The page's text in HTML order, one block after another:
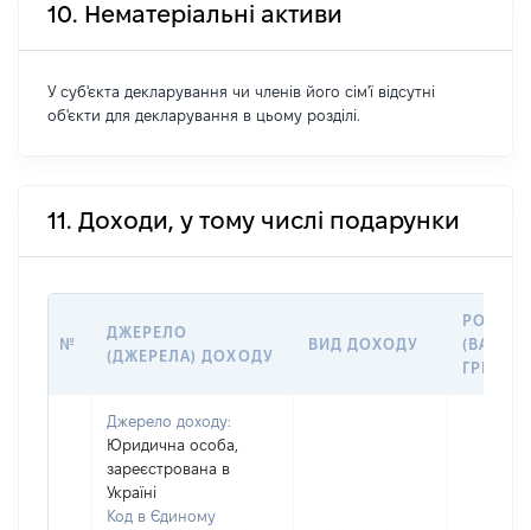
10. Нематеріальні активи
У суб'єкта декларування чи членів його сім'ї відсутні
об'єкти для декларування в цьому розділі.
11. Доходи, у тому числі подарунки
№
ДЖЕРЕЛО
(ДЖЕРЕЛА) ДОХОДУ
ВИД ДОХОДУ
РОЗМІР
ГРН
Джерело доходу:
Юридична особа,
зареєстрована в
Україні
Код в Єдиному